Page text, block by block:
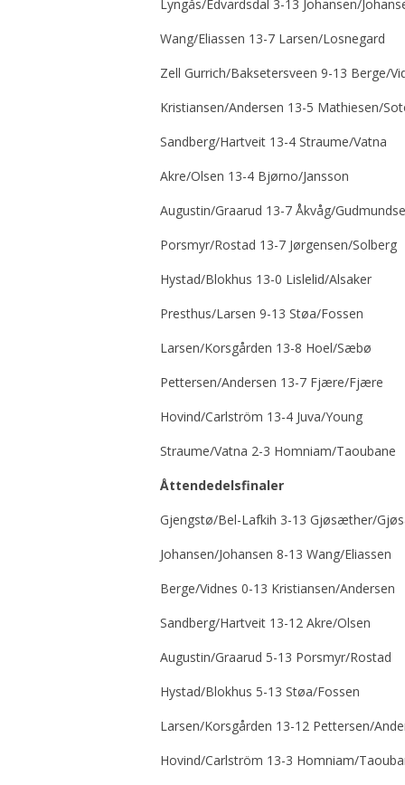
Lyngås/Edvardsdal 3-13 Johansen/
Wang/Eliassen 13-7 Larsen/Losnegard
Zell Gurrich/Baksetersveen 9-13 Berge/
Kristiansen/Andersen 13-5 Mathiesen/
Sandberg/Hartveit 13-4 Straume/Vatna
Akre/Olsen 13-4 Bjørno/Jansson
Augustin/Graarud 13-7 Åkvåg/
Porsmyr/Rostad 13-7 Jørgensen/Solberg
Hystad/Blokhus 13-0 Lislelid/Alsaker
Presthus/Larsen 9-13 Støa/Fossen
Larsen/Korsgården 13-8 Hoel/Sæbø
Pettersen/Andersen 13-7 Fjære/Fjære
Hovind/Carlström 13-4 Juva/Young
Straume/Vatna 2-3 Homniam/Taoubane
Åttendedelsfinaler
Gjengstø/Bel-Lafkih 3-13 Gjøsæther/
Johansen/Johansen 8-13 Wang/Eliassen
Berge/Vidnes 0-13 Kristiansen/Andersen
Sandberg/Hartveit 13-12 Akre/Olsen
Augustin/Graarud 5-13 Porsmyr/Rostad
Hystad/Blokhus 5-13 Støa/Fossen
Larsen/Korsgården 13-12 Pettersen/
Hovind/Carlström 13-3 Homniam/